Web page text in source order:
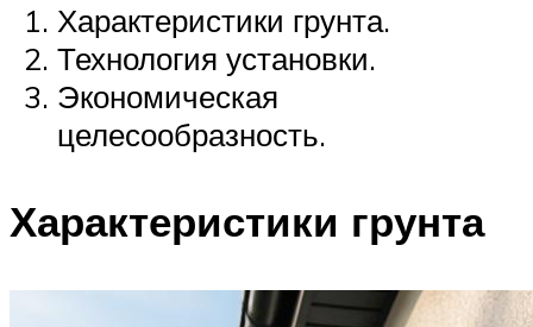
Характеристики грунта.
Технология установки.
Экономическая
целесообразность.
Характеристики грунта